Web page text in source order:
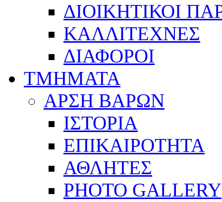
ΔΙΟΙΚΗΤΙΚΟΙ
ΚΑΛΛΙΤΕΧΝΕΣ
ΔΙΑΦΟΡΟΙ
ΤΜΗΜΑΤΑ
ΑΡΣΗ ΒΑΡΩΝ
ΙΣΤΟΡΙΑ
ΕΠΙΚΑΙΡΟΤΗΤΑ
ΑΘΛΗΤΕΣ
PHOTO GALLERY